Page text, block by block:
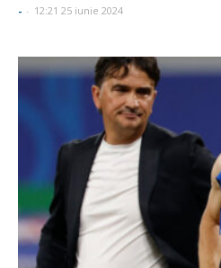
- - 12:21 25 iunie 2024